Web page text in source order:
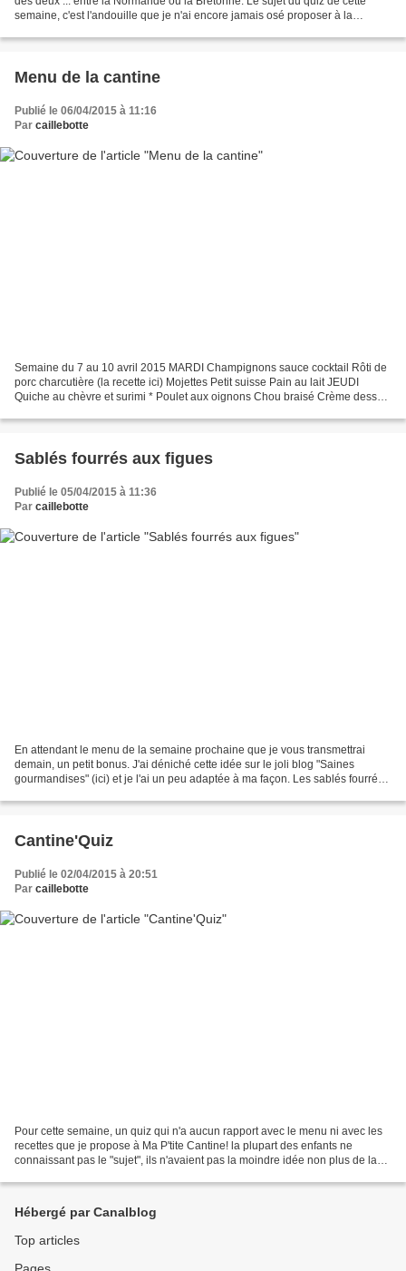
semaine, c'est l'andouille que je n'ai encore jamais osé proposer à la
Menu de la cantine
Publié le 06/04/2015 à 11:16
Par caillebotte
Semaine du 7 au 10 avril 2015 MARDI Champignons sauce cocktail Rôti de
porc charcutière (la recette ici) Mojettes Petit suisse Pain au lait JEUDI
Quiche au chèvre et surimi * Poulet aux oignons Chou braisé Crème dessert
Sablés fourrés aux figues
Publié le 05/04/2015 à 11:36
Par caillebotte
En attendant le menu de la semaine prochaine que je vous transmettrai
demain, un petit bonus. J'ai déniché cette idée sur le joli blog "Saines
gourmandises" (ici) et je l'ai un peu adaptée à ma façon. Les sablés fourrés
Cantine'Quiz
Publié le 02/04/2015 à 20:51
Par caillebotte
Pour cette semaine, un quiz qui n'a aucun rapport avec le menu ni avec les
recettes que je propose à Ma P'tite Cantine! la plupart des enfants ne
connaissant pas le "sujet", ils n'avaient pas la moindre idée non plus de la
Hébergé par Canalblog
Top articles